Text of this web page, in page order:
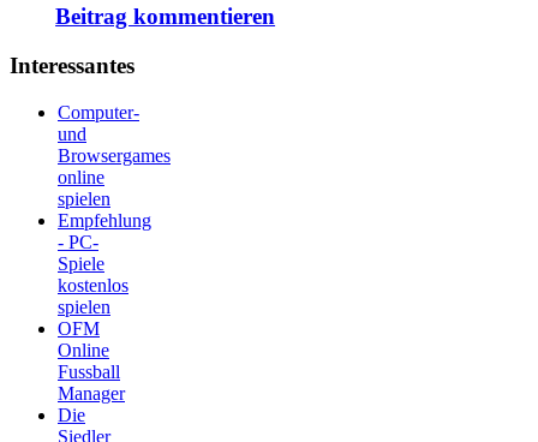
Beitrag kommentieren
Interessantes
Computer-
und
Browsergames
online
spielen
Empfehlung
- PC-
Spiele
kostenlos
spielen
OFM
Online
Fussball
Manager
Die
Siedler